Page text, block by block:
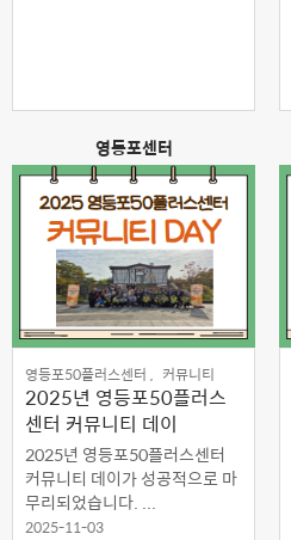
영등포센터
영등포50플러스센터 , 커뮤니티
2025년 영등포50플러스
센터 커뮤니티 데이
2025년 영등포50플러스센터
커뮤니티 데이가 성공적으로 마
무리되었습니다. ...
2025-11-03